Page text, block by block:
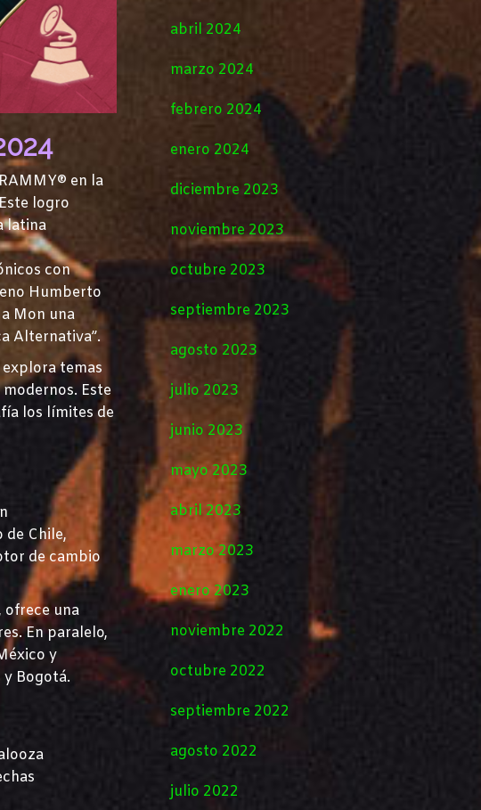
en la
logro
latina
con
Humberto
Mon una
Alternativa”.
temas
Este
los límites de
de Chile,
de cambio
ofrece una
En paralelo,
y
y Bogotá.
abril 2024
marzo 2024
febrero 2024
enero 2024
diciembre 2023
noviembre 2023
octubre 2023
septiembre 2023
agosto 2023
julio 2023
junio 2023
mayo 2023
abril 2023
marzo 2023
enero 2023
noviembre 2022
octubre 2022
septiembre 2022
agosto 2022
julio 2022